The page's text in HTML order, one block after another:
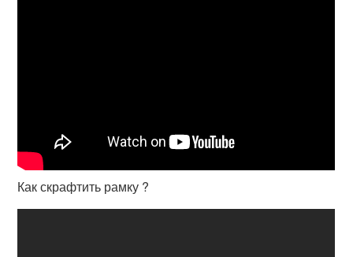
Как скрафтить рамку ?